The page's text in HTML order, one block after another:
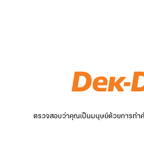
ตรวจสอบว่าคุณเป็นมนุษย์ด้วยการทำค